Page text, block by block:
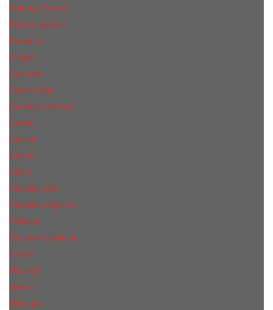
Bottega Veneta
Britney Spears
Burberry
Bvlgari
Cacharel
Calvin Klein
Carolina Herrera
Cartier
Cerruti
Сhanеl
Chloe
Christian Dior
Christina Aguilera
Сliniquе
Costume National
Creed
Davidoff
Diesel
Diptyque